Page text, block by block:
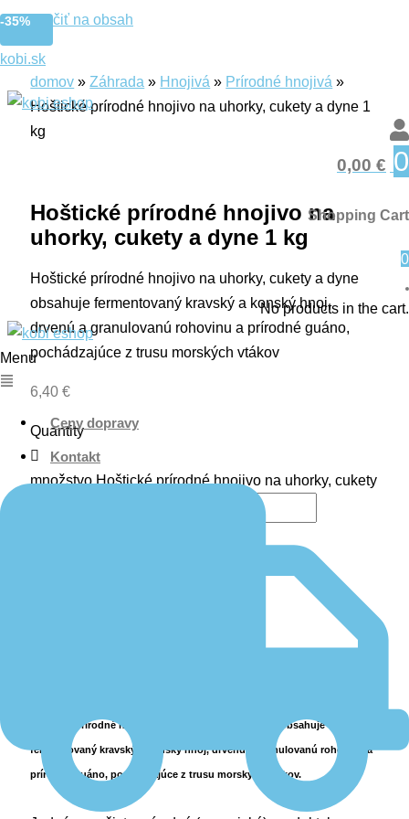
Preskočiť na obsah
kobi.sk
0,00 € 0
Shopping Cart
0
No products in the cart.
Menu
Ceny dopravy
Kontakt
domov »Záhrada » Hnojivá » Prírodné hnojivá »
Hoštické prírodné hnojivo na uhorky, cukety a dyne 1
kg
Hoštické prírodné hnojivo na
uhorky, cukety a dyne 1 kg
Hoštické prírodné hnojivo na uhorky, cukety a dyne
obsahuje fermentovaný kravský a konský hnoj,
drvenú a granulovanú rohovinu a prírodné guáno,
pochádzajúce z trusu morských vtákov
6,40€
Quantity
množstvo Hoštické prírodné hnojivo na uhorky, cukety
Hoštické prírodné hnojivo na uhorky, cukety a dyne obsahuje
fermentovaný kravský a konský hnoj, drvenú a granulovanú rohovinu a
prírodné guáno, pochádzajúce z trusu morských vtákov.
-35%